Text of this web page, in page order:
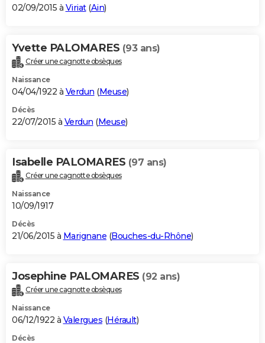
02/09/2015 à Viriat(Ain)
Yvette PALOMARES (93 ans)
Créer une cagnotte obsèques
Naissance
04/04/1922 à Verdun (Meuse)
Décès
22/07/2015 à Verdun (Meuse)
Isabelle PALOMARES (97 ans)
Créer une cagnotte obsèques
Naissance
10/09/1917
Décès
21/06/2015 à Marignane (Bouches-du-Rhône)
Josephine PALOMARES (92 ans)
Créer une cagnotte obsèques
Naissance
06/12/1922 à Valergues (Hérault)
Décès